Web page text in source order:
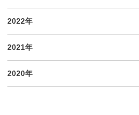
2022年
2021年
2020年